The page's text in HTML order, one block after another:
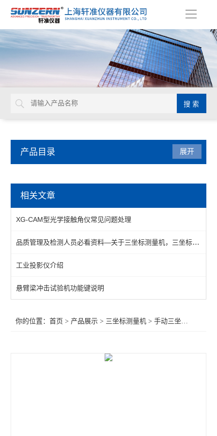
导
产品目录
全自动三坐标测量仪
手动三坐标测量机
三次元
展开
相关文章
XG-CAM型光学接触角仪常见问题处理
品质管理及检测人员必看资料—关于三坐标测量机，三坐标测量，三次元使用、校正及保养（原创）
工业投影仪介绍
悬臂梁冲击试验机功能键说明
你的位置：首页 > 产品展示 > 三坐标测量机 >手动三坐标测量机